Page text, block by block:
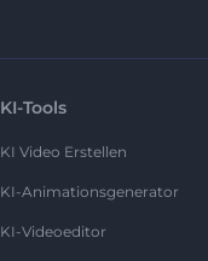
KI-Tools
KI Video Erstellen
KI-Animationsgenerator
KI-Videoeditor